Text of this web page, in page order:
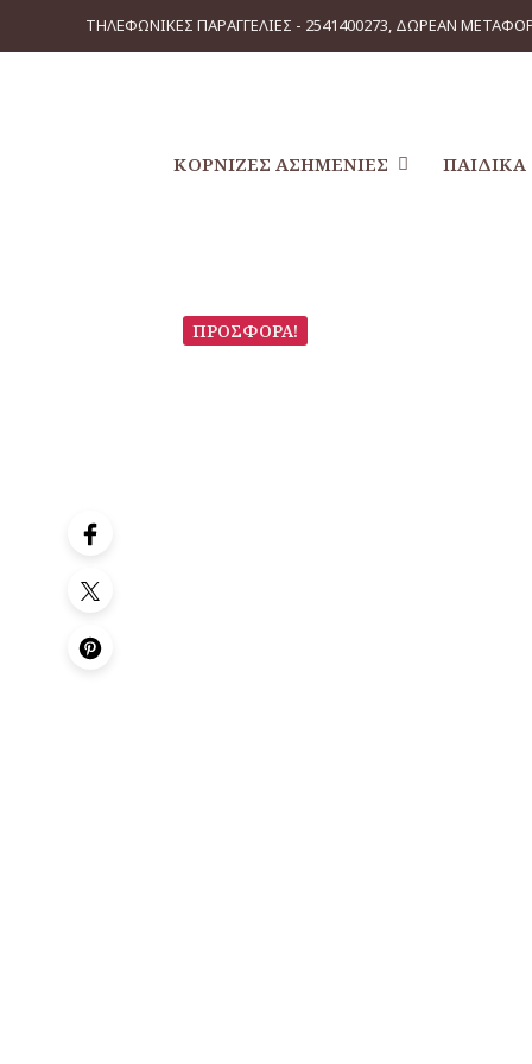
ΤΗΛΕΦΩΝΙΚΕΣ ΠΑΡΑΓΓΕΛΙΕΣ - 2541400273, ΔΩΡΕΑΝ
ΚΟΡΝΊΖΕΣ ΑΣΗΜΈΝΙΕΣ ΠΑΙΔΙΚΆ
ΠΡΟΣΦΟΡΆ!